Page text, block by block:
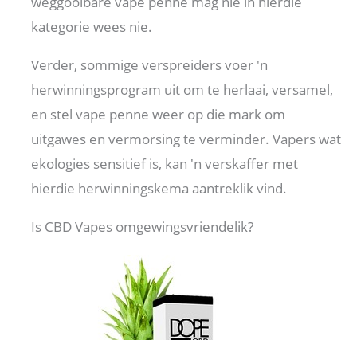
kategorie wees nie.
Verder, sommige verspreiders voer 'n
herwinningsprogram uit om te herlaai, versamel,
en stel vape penne weer op die mark om
uitgawes en vermorsing te verminder. Vapers wat
ekologies sensitief is, kan 'n verskaffer met
hierdie herwinningskema aantreklik vind.
Is CBD Vapes omgewingsvriendelik?